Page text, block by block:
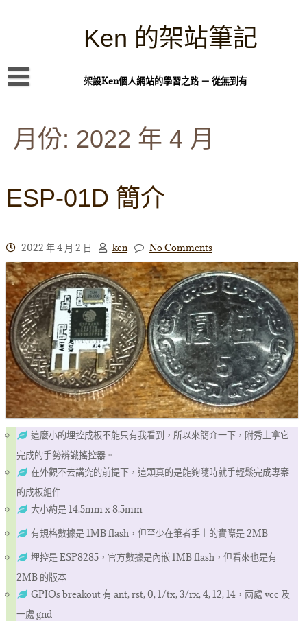
Ken 的架站筆記
架設Ken個人網站的學習之路 － 從無到有
本站簡介
頁面練習
隱私權政策
月份: 2022 年 4 月
ESP-01D 簡介
2022 年 4 月 2 日 ken No Comments
這麼小的埋控成板不能只有我看到，所以來簡介一下，附秀上拿它
完成的手勢辨識搖控器。
在外觀不去講究的前提下，這顆真的是能夠隨時就手輕鬆完成專案
的成板組件
大小約是 14.5mm x 8.5mm
有規格數據是 1MB flash，但至少在筆者手上的實際是 2MB
埋控是 ESP8285，官方數據是內嵌 1MB flash，但看來也是有
2MB 的版本
GPIOs breakout 有 ant, rst, 0, 1/tx, 3/rx, 4, 12, 14，兩處 vcc 及
一處 gnd